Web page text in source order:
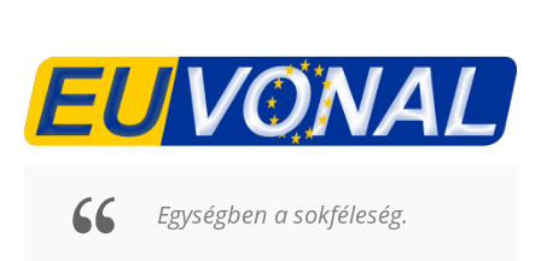
Egységben a sokféleség.